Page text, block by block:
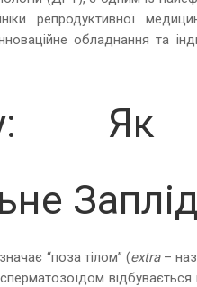
репродуктивної
обладнання та
Як
“поза тілом” (extra–